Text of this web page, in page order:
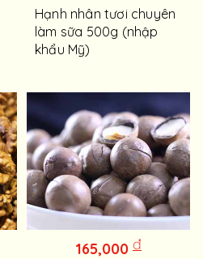
Hạnh nhân tươi chuyên
làm sữa 500g (nhập
khẩu Mỹ)
165,000 đ